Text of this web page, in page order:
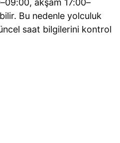
Bu nedenle yolculuk
saat bilgilerini kontrol